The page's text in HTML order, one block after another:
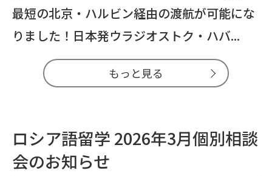
最短の北京・ハルビン経由の渡航が可能にな
りました！日本発ウラジオストク・ハバ...
もっと見る
ロシア語留学 2026年3月個別相談
会のお知らせ